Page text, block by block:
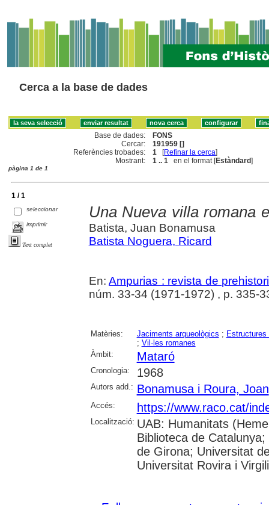
Cerca a la base de dades
Base de dades:
FONS
Cercar:
191959 []
Referències trobades:
1 [Refinar la cerca]
Mostrant:
1 .. 1 en el format [Estàndard]
pàgina 1 de 1
1 / 1
seleccionar
imprimir
Text complet
Una Nueva villa romana
Batista, Juan Bonamusa
Batista Noguera, Ricard
En:Ampurias : revista de
núm. 33-34 (1971-1972) , p. 335-
Matèries: Jaciments arqueològics ; Estructures
; Vil·les romanes
Àmbit:
Mataró
Cronologia: 1968
Autors add.: Bonamusa i Roura, Joan
Accés: https://www.raco.cat/
Localització: UAB: Humanitats
Biblioteca de
de Girona; Universitat
Universitat Rovira i